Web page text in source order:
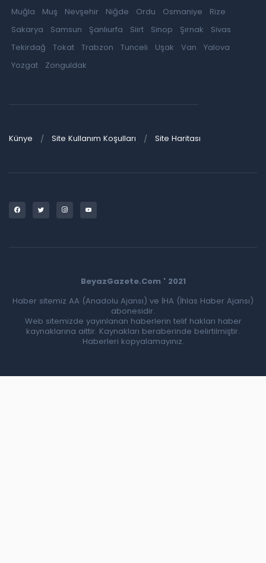
Muğla
Muş Nevşehir Niğde Ordu Osmaniye
Rize
Sakarya
Samsun Şanlıurfa Siirt Sinop Şırnak
Sivas
Tekirdağ
Tokat Trabzon Tunceli Uşak Van
Yalova
Yozgat
Zonguldak
Künye Site Kullanım Koşulları Site Haritası
BeyazGazete.Com ' 2021
Haber sitemiz AA (Anadolu Ajansı) ve İHA (İhlas Haber Ajansı)
abonesidir.
Web sitemizde yayınlanan haberlerin telif hakları haber
kaynaklarına aittir. Kaynakları beraberinde belirtilmiştir.
Haberleri kopyalamayınız.